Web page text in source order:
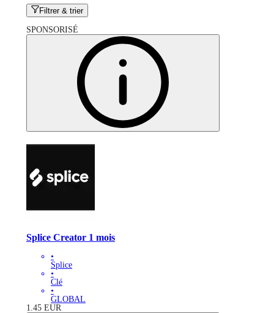
Filtrer & trier
SPONSORISÉ
Splice Creator 1 mois
•
Splice
•
Clé
•
GLOBAL
1.45 EUR